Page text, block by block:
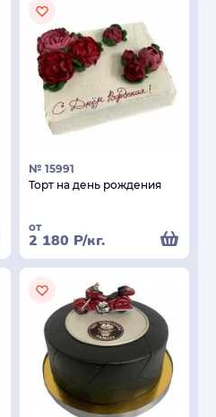
№ 15991
Торт на день рождения
от
2 180 Р/кг.